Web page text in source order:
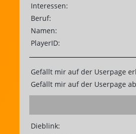
Interessen:
Beruf:
Namen:
PlayerID:
Gefällt mir auf der Userpage
Gefällt mir auf der Userpage
Dieblink: